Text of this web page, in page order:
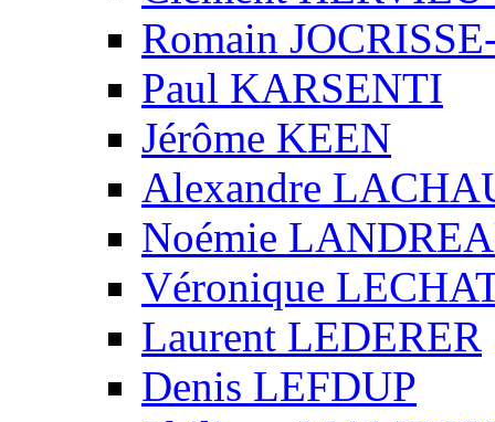
Romain
Paul KARSENTI
Jérôme KEEN
Alexandre
Noémie
Véronique
Laurent LEDERER
Denis LEFDUP